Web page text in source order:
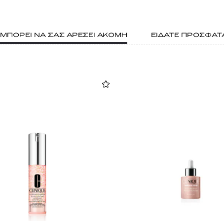
ΜΠΟΡΕΙ ΝΑ ΣΑΣ ΑΡΕΣΕΙ ΑΚΟΜΗ ΕΙΔΑΤΕ